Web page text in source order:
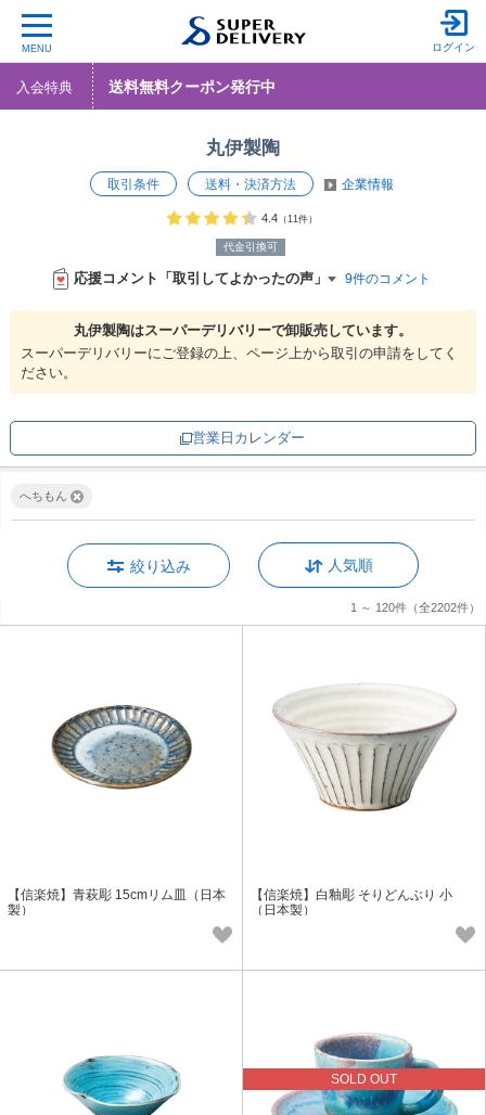
MENU ログイン
入会特典 送料無料クーポン発行中
丸伊製陶
取引条件 送料・決済方法 企業情報
代金引換可
4.4 （11件）
応援コメント「取引してよかったの声」 9件のコメント
丸伊製陶はスーパーデリバリーで卸販売しています。
スーパーデリバリーにご登録の上、ページ上から取引の申請をしてく
ださい。
営業日カレンダー
へちもん
絞り込み 人気順
1 ～ 120件 （全2202件）
【信楽焼】青萩彫 15cmリム皿（日本
製）
【信楽焼】白釉彫 そりどんぶり 小
（日本製）
SOLD OUT